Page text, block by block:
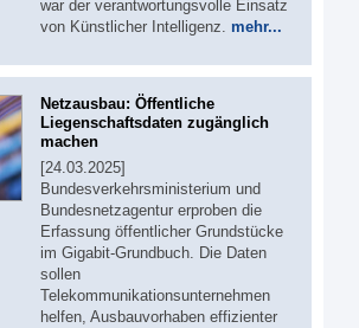
war der verantwortungsvolle Einsatz
von Künstlicher Intelligenz. mehr...
Netzausbau: Öffentliche
Liegenschaftsdaten zugänglich
machen
[24.03.2025]
Bundesverkehrsministerium und
Bundesnetzagentur erproben die
Erfassung öffentlicher Grundstücke
im Gigabit-Grundbuch. Die Daten
sollen
Telekommunikationsunternehmen
helfen, Ausbauvorhaben effizienter